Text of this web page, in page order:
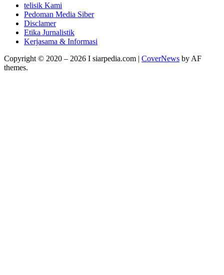
telisik Kami
Pedoman Media Siber
Disclamer
Etika Jurnalistik
Kerjasama & Informasi
Copyright © 2020 – 2026 I siarpedia.com | CoverNews by AF
themes.